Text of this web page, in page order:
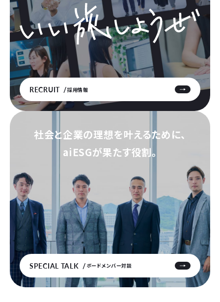
RECRUIT 採用情報
社会と企業の理想を叶えるために、
aiESGが果たす役割。
SPECIAL TALK ボードメンバー対談